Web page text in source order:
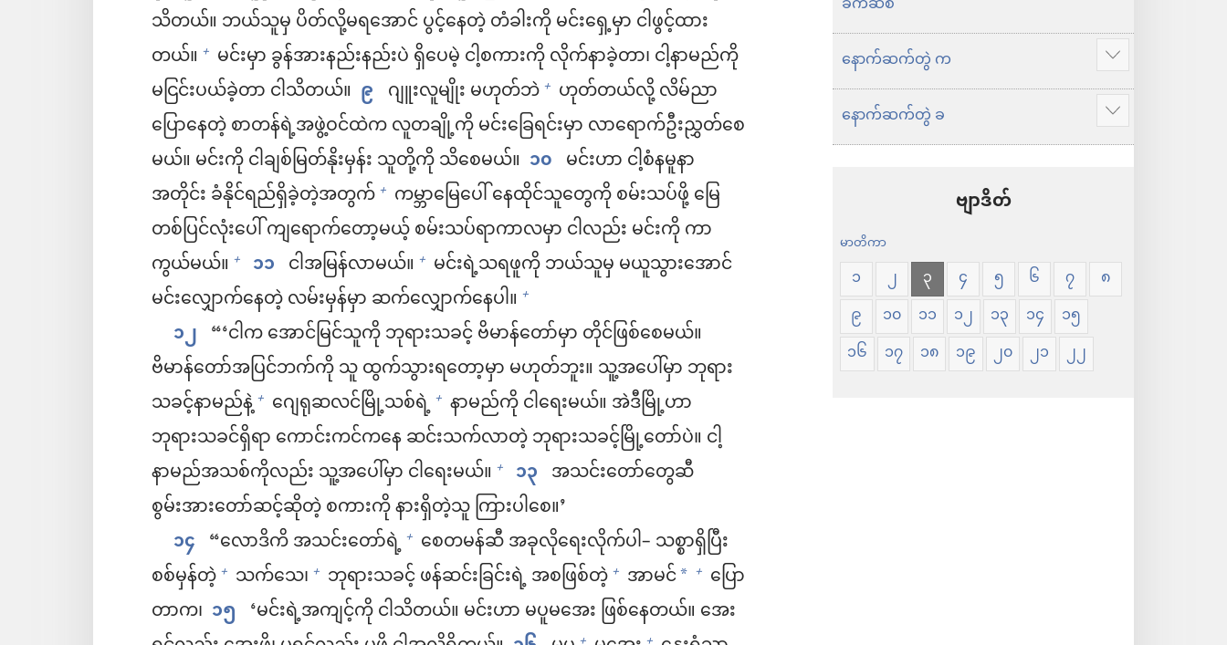
သိတယ်။ ဘယ်သူမှ ပိတ်လို့မရအောင် ပွင့်နေတဲ့ တံခါးကို မင်းရှေ့မှာ ငါဖွင့်ထား
တယ်။ + မင်းမှာ ခွန်အားနည်းနည်းပဲ ရှိပေမဲ့ ငါ့စကားကို လိုက်နာခဲ့တာ၊ ငါ့နာမည်ကို
မငြင်းပယ်ခဲ့တာ ငါသိတယ်။ ၉ ဂျူးလူမျိုး မဟုတ်ဘဲ+ ဟုတ်တယ်လို့ လိမ်ညာ
ပြောနေတဲ့ စာတန်ရဲ့အဖွဲ့ဝင်ထဲက လူတချို့ကို မင်းခြေရင်းမှာ လာရောက်ဦးညွှတ်စေ
မယ်။ မင်းကို ငါချစ်မြတ်နိုးမှန်း သူတို့ကို သိစေမယ်။ ၁၀ မင်းဟာ ငါ့စံနမူနာ
အတိုင်း ခံနိုင်ရည်ရှိခဲ့တဲ့အတွက်+ ကမ္ဘာမြေပေါ် နေထိုင်သူတွေကို စမ်းသပ်ဖို့ မြေ
တစ်ပြင်လုံးပေါ် ကျရောက်တော့မယ့် စမ်းသပ်ရာကာလမှာ ငါလည်း မင်းကို ကာ
ကွယ်မယ်။ + ၁၁ ငါအမြန်လာမယ်။ + မင်းရဲ့သရဖူကို ဘယ်သူမှ မယူသွားအောင်
မင်းလျှောက်နေတဲ့ လမ်းမှန်မှာ ဆက်လျှောက်နေပါ။ +
၁၂ “‘ငါက အောင်မြင်သူကို ဘုရားသခင့် ဗိမာန်တော်မှာ တိုင်ဖြစ်စေမယ်။
ဗိမာန်တော်အပြင်ဘက်ကို သူ ထွက်သွားရတော့မှာ မဟုတ်ဘူး။ သူ့အပေါ်မှာ ဘုရား
သခင့်နာမည်နဲ့+ ဂျေရုဆလင်မြို့သစ်ရဲ့+ နာမည်ကို ငါရေးမယ်။ အဲဒီမြို့ဟာ
ဘုရားသခင်ရှိရာ ကောင်းကင်ကနေ ဆင်းသက်လာတဲ့ ဘုရားသခင့်မြို့တော်ပဲ။ ငါ့
နာမည်အသစ်ကိုလည်း သူ့အပေါ်မှာ ငါရေးမယ်။ + ၁၃ အသင်းတော်တွေဆီ
စွမ်းအားတော်ဆင့်ဆိုတဲ့ စကားကို နားရှိတဲ့သူ ကြားပါစေ။’
၁၄ “လောဒိကိ အသင်းတော်ရဲ့+ စေတမန်ဆီ အခုလိုရေးလိုက်ပါ– သစ္စာရှိပြီး
စစ်မှန်တဲ့+ သက်သေ၊ + ဘုရားသခင့် ဖန်ဆင်းခြင်းရဲ့ အစဖြစ်တဲ့+ အာမင် * + ပြော
တာက၊ ၁၅ ‘မင်းရဲ့အကျင့်ကို ငါသိတယ်။ မင်းဟာ မပူမအေး ဖြစ်နေတယ်။ အေး
နောက်ဆက်တွဲ က
ပို
ပြ
ပါ
နောက်ဆက်တွဲ ခ
ပို
ပြ
ဗျာဒိတ်
မာတိကာ
၁ ၂ ၃ ၄ ၅ ၆ ၇
၈
၉
၁၀ ၁၁ ၁၂ ၁၃ ၁၄ ၁၅
၁၆ ၁၇ ၁၈ ၁၉ ၂၀ ၂၁ ၂၂